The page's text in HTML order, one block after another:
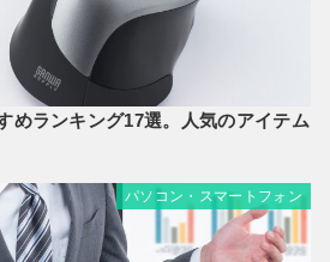
めランキング17選。人気のアイテム
パソコン・スマートフォン